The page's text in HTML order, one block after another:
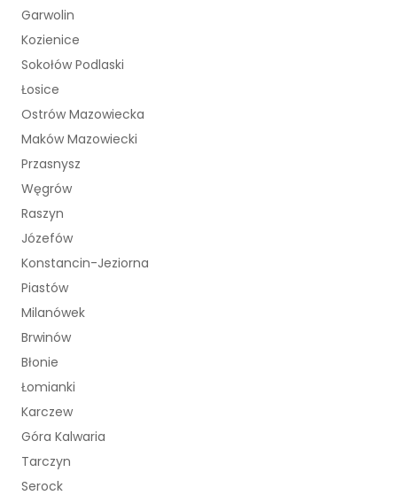
Garwolin
Kozienice
Sokołów Podlaski
Łosice
Ostrów Mazowiecka
Maków Mazowiecki
Przasnysz
Węgrów
Raszyn
Józefów
Konstancin-Jeziorna
Piastów
Milanówek
Brwinów
Błonie
Łomianki
Karczew
Góra Kalwaria
Tarczyn
Serock